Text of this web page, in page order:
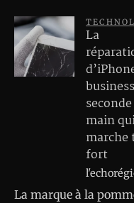
La
seconde
main
marche
fort
La marque à la